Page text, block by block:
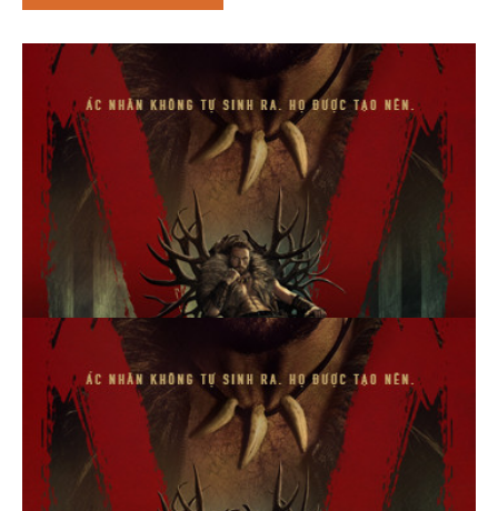
Thể loại phim
Phim kinh dị
Hài hước
Hoạt hình
Hành động
Tình cảm
Việt Nam